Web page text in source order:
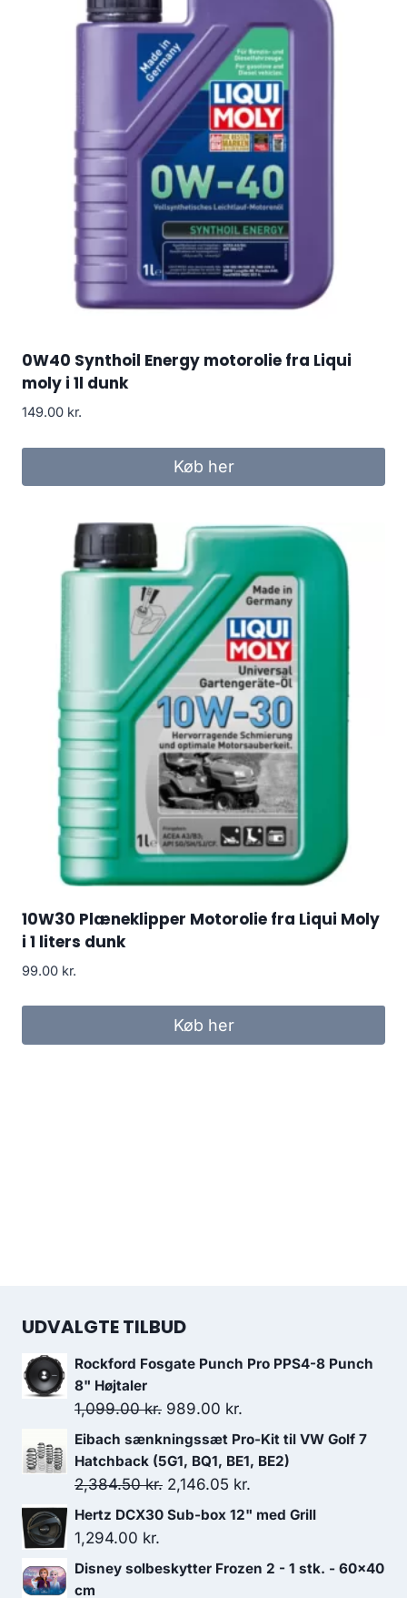
0W40 Synthoil Energy motorolie fra Liqui
moly i 1l dunk
149.00 kr.
Køb her
10W30 Plæneklipper Motorolie fra Liqui Moly
i 1 liters dunk
99.00 kr.
Køb her
UDVALGTE TILBUD
Rockford Fosgate Punch Pro PPS4-8 Punch
8" Højtaler
1,099.00kr. Den
oprindelige
pris
var:
1,099.00 kr..
989.00 kr.
aktuelle
pris
er:
989.00 kr..
Eibach sænkningssæt Pro-Kit til VW Golf 7
Hatchback (5G1, BQ1, BE1, BE2)
2,384.50kr. Den
oprindelige
2,384.50 kr..
2,146.05 kr.
aktuelle
Hertz DCX30 Sub-box 12" med Grill
1,294.00 kr.
Disney solbeskytter Frozen 2 - 1 stk. - 60x40
cm